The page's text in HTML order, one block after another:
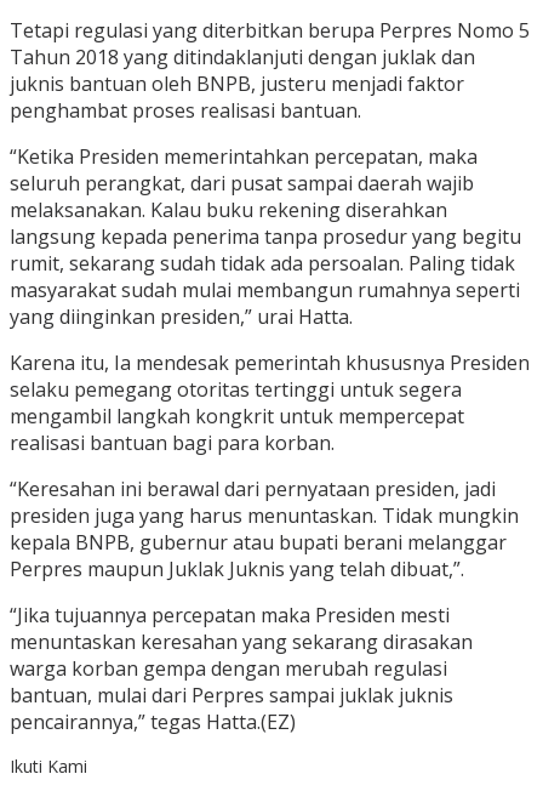
Tetapi regulasi yang diterbitkan berupa Perpres Nomo 5
Tahun 2018 yang ditindaklanjuti dengan juklak dan
juknis bantuan oleh BNPB, justeru menjadi faktor
penghambat proses realisasi bantuan.
“Ketika Presiden memerintahkan percepatan, maka
seluruh perangkat, dari pusat sampai daerah wajib
melaksanakan. Kalau buku rekening diserahkan
langsung kepada penerima tanpa prosedur yang begitu
rumit, sekarang sudah tidak ada persoalan. Paling tidak
masyarakat sudah mulai membangun rumahnya seperti
yang diinginkan presiden,” urai Hatta.
Karena itu, Ia mendesak pemerintah khususnya Presiden
selaku pemegang otoritas tertinggi untuk segera
mengambil langkah kongkrit untuk mempercepat
realisasi bantuan bagi para korban.
“Keresahan ini berawal dari pernyataan presiden, jadi
presiden juga yang harus menuntaskan. Tidak mungkin
kepala BNPB, gubernur atau bupati berani melanggar
Perpres maupun Juklak Juknis yang telah dibuat,”.
“Jika tujuannya percepatan maka Presiden mesti
menuntaskan keresahan yang sekarang dirasakan
warga korban gempa dengan merubah regulasi
bantuan, mulai dari Perpres sampai juklak juknis
pencairannya,” tegas Hatta.(EZ)
Ikuti Kami